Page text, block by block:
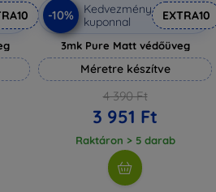
-10%
Kedvezmény
kuponnal
EXTRA10
3mk Pure Matt védőüveg
Méretre készítve
4 390 Ft
3 951 Ft
Raktáron > 5 darab